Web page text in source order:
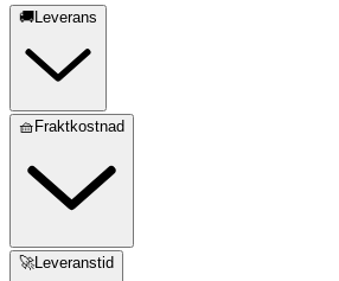
🚚Leverans
🧺Fraktkostnad
🚀Leveranstid